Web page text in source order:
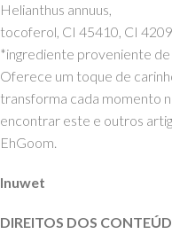
Helianthus annuus,
tocoferol, CI 45410, CI
*ingrediente proveniente de
Oferece um toque de
transforma cada momento
encontrar este e outros
EhGoom.
Inuwet
DIREITOS DOS